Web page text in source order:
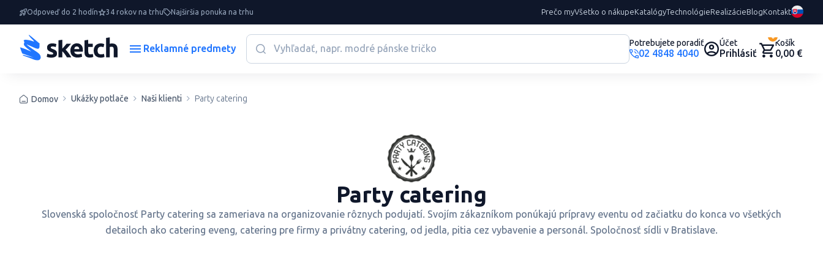
Odpoveď do 2 hodín 34 rokov na trhu Najširšia ponuka na trhu Prečo myVšetko o nákupeKatalógyTechnológieRealizácieBlogKontakt
Reklamné predmety Potrebujete poradiť
02 4848 4040
Účet
Prihlásiť
0
Košík
0,00 €
Domov Ukážky potlače Naši klienti Party catering
Party catering
Slovenská spoločnosť Party catering sa zameriava na organizovanie rôznych podujatí. Svojím zákazníkom ponúkajú prípravy eventu od začiatku do konca vo všetkých
detailoch ako catering eveng, catering pre firmy a privátny catering, od jedla, pitia cez vybavenie a personál. Spoločnosť sídli v Bratislave.